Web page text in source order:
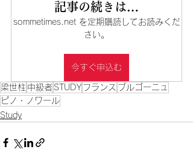
記事の続きは…
sommetimes.net を定期購読してお読みくだ
さい。
今すぐ申込む
梁世柱 中級者 STUDY フランス ブルゴーニュ
ピノ・ノワール
Study